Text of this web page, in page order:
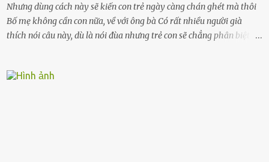
Nhưng dùng cách này sẽ kiến con trẻ ngày càng chán ghét mà thôi
Bố mẹ không cần con nữa, về với ông bà Có rất nhiều người già
thích nói câu này, dù là nói đùa nhưng trẻ con sẽ chẳng phân biệt
khuyên nhủ con thật cẩn thận. Nếu cháu không nghe lời, cảnh sát